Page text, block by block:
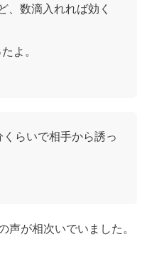
、数滴入れれば効く
よ。
らいで相手から誘っ
声が相次いでいました。